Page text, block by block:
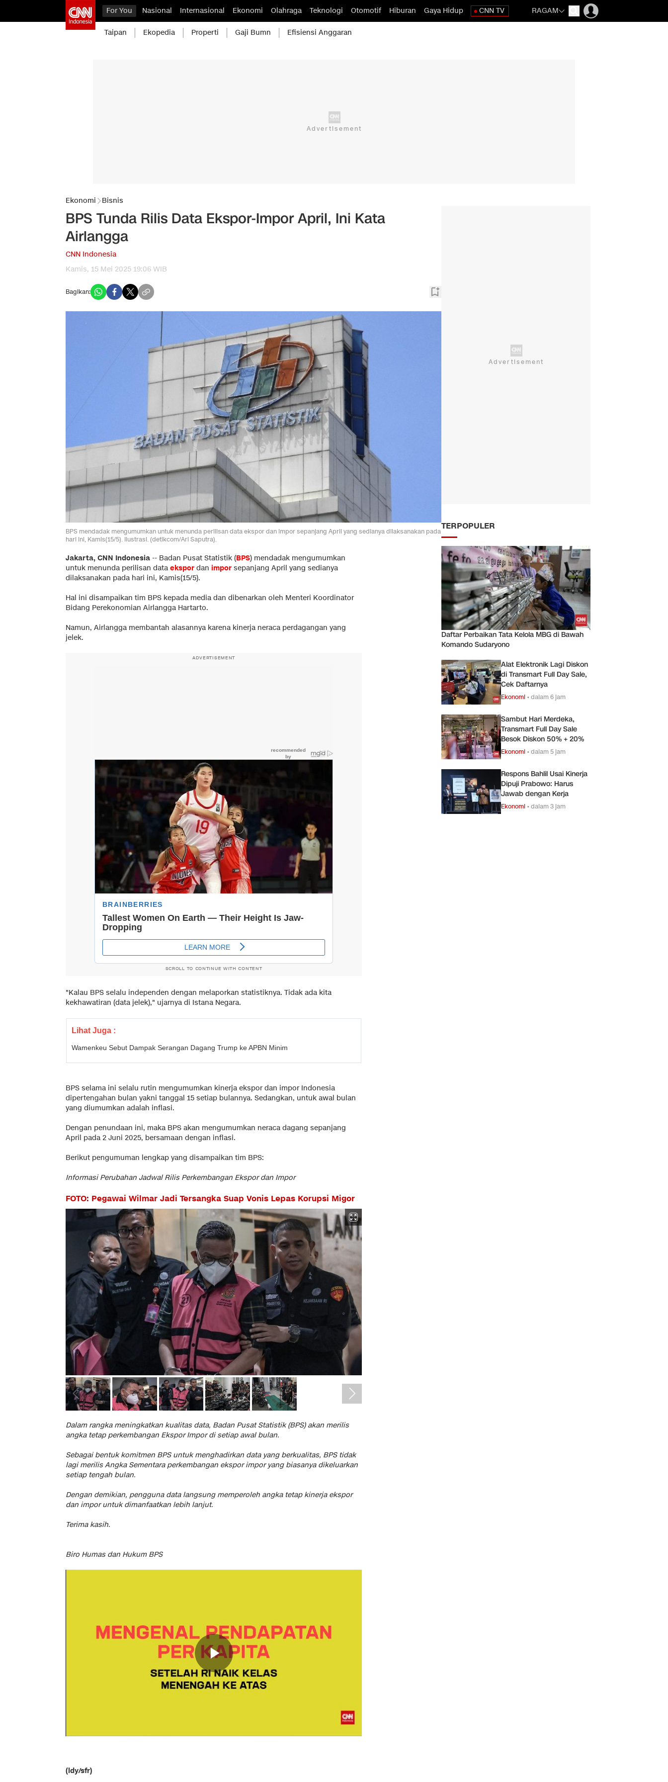
For You Nasional Internasional Ekonomi Olahraga Teknologi Otomotif Hiburan Gaya Hidup CNN TV RAGAM
Taipan Ekopedia Properti Gaji Bumn Efisiensi Anggaran
Ekonomi Bisnis
BPS Tunda Rilis Data Ekspor-Impor April, Ini Kata
Airlangga
CNN Indonesia
Kamis, 15 Mei 2025 19:06 WIB
Bagikan:
BPS mendadak mengumumkan untuk menunda perilisan data ekspor dan impor sepanjang April yang sedianya dilaksanakan pada
hari ini, Kamis(15/5). Ilustrasi. (detikcom/Ari Saputra).
Jakarta, CNN Indonesia -- Badan Pusat Statistik (BPS) mendadak mengumumkan
untuk menunda perilisan data ekspor dan impor sepanjang April yang sedianya
dilaksanakan pada hari ini, Kamis(15/5).
Hal ini disampaikan tim BPS kepada media dan dibenarkan oleh Menteri Koordinator
Bidang Perekonomian Airlangga Hartarto.
Namun, Airlangga membantah alasannya karena kinerja neraca perdagangan yang
jelek.
ADVERTISEMENT
SCROLL TO CONTINUE WITH CONTENT
"Kalau BPS selalu independen dengan melaporkan statistiknya. Tidak ada kita
kekhawatiran (data jelek)," ujarnya di Istana Negara.
Lihat Juga :
Wamenkeu Sebut Dampak Serangan Dagang Trump ke APBN Minim
BPS selama ini selalu rutin mengumumkan kinerja ekspor dan impor Indonesia
dipertengahan bulan yakni tanggal 15 setiap bulannya. Sedangkan, untuk awal bulan
yang diumumkan adalah inflasi.
Dengan penundaan ini, maka BPS akan mengumumkan neraca dagang sepanjang
April pada 2 Juni 2025, bersamaan dengan inflasi.
Berikut pengumuman lengkap yang disampaikan tim BPS:
Informasi Perubahan Jadwal Rilis Perkembangan Ekspor dan Impor
FOTO: Pegawai Wilmar Jadi Tersangka Suap Vonis Lepas Korupsi Migor
Dalam rangka meningkatkan kualitas data, Badan Pusat Statistik (BPS) akan merilis
angka tetap perkembangan Ekspor Impor di setiap awal bulan.
Sebagai bentuk komitmen BPS untuk menghadirkan data yang berkualitas, BPS tidak
lagi merilis Angka Sementara perkembangan ekspor impor yang biasanya dikeluarkan
setiap tengah bulan.
Dengan demikian, pengguna data langsung memperoleh angka tetap kinerja ekspor
dan impor untuk dimanfaatkan lebih lanjut.
Terima kasih.
Biro Humas dan Hukum BPS
(ldy/sfr)
TERPOPULER
Daftar Perbaikan Tata Kelola MBG di Bawah
Komando Sudaryono
Alat Elektronik Lagi Diskon
di Transmart Full Day Sale,
Cek Daftarnya
Ekonomi •dalam 6 jam
Sambut Hari Merdeka,
Transmart Full Day Sale
Besok Diskon 50% + 20%
Ekonomi •dalam 5 jam
Respons Bahlil Usai Kinerja
Dipuji Prabowo: Harus
Jawab dengan Kerja
Ekonomi •dalam 3 jam